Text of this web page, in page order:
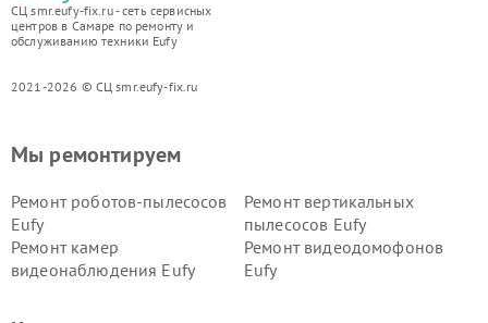
СЦ smr.eufy-fix.ru - сеть сервисных
центров в Самаре по ремонту и
обслуживанию техники Eufy
2021-2026 © СЦ smr.eufy-fix.ru
Мы ремонтируем
Ремонт роботов-пылесосов
Eufy
Ремонт вертикальных
пылесосов Eufy
Ремонт камер
видеонаблюдения Eufy
Ремонт видеодомофонов
Eufy